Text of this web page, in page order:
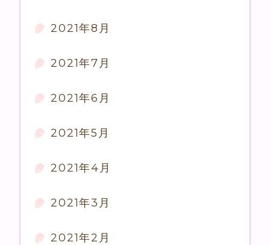
2021年8月
2021年7月
2021年6月
2021年5月
2021年4月
2021年3月
2021年2月